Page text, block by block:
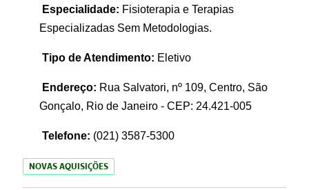
Especialidade: Fisioterapia e Terapias
Especializadas Sem Metodologias.
Tipo de Atendimento: Eletivo
Endereço: Rua Salvatori, nº 109, Centro, São
Gonçalo, Rio de Janeiro - CEP: 24.421-005
Telefone: (021) 3587-5300
NOVAS AQUISIÇÕES